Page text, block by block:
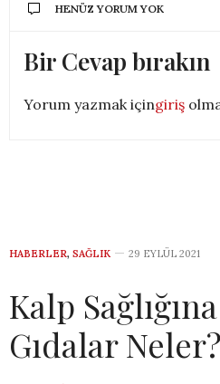
HENÜZ YORUM YOK
Bir Cevap bırakın
Yorum yazmak içingiriş
HABERLER, SAĞLIK 29 EYLÜL 2021
Kalp
Gıdalar Neler?